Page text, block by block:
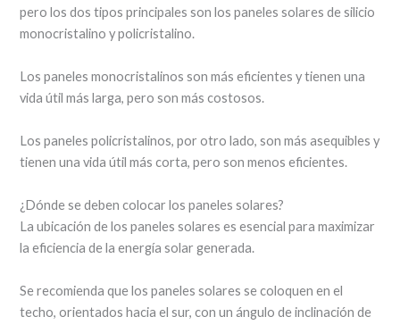
pero los dos tipos principales son los paneles solares de silicio
monocristalino y policristalino.
Los paneles monocristalinos son más eficientes y tienen una
vida útil más larga, pero son más costosos.
Los paneles policristalinos, por otro lado, son más asequibles y
tienen una vida útil más corta, pero son menos eficientes.
¿Dónde se deben colocar los paneles solares?
La ubicación de los paneles solares es esencial para maximizar
la eficiencia de la energía solar generada.
Se recomienda que los paneles solares se coloquen en el
techo, orientados hacia el sur, con un ángulo de inclinación de